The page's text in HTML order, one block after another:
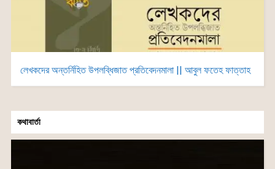
লেখকদের অন্তর্নিহিত উপলব্ধিজাত প্রতিবেদনমালা || আবুল ফতেহ ফাত্তাহ
কথাবার্তা